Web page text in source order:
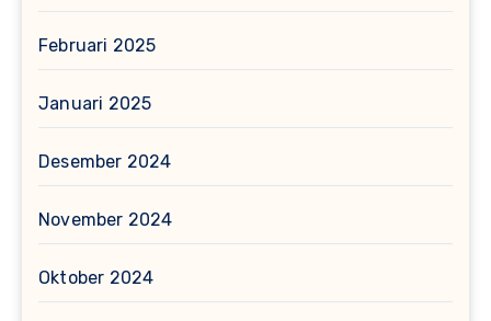
Februari 2025
Januari 2025
Desember 2024
November 2024
Oktober 2024